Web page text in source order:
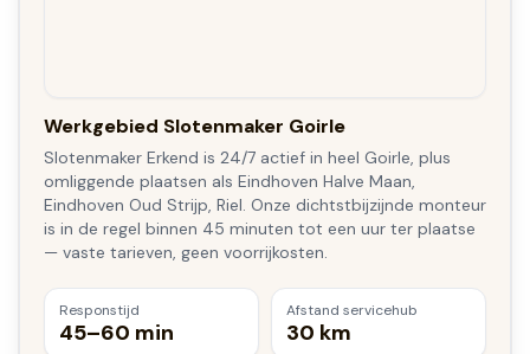
Werkgebied Slotenmaker Goirle
Slotenmaker Erkend is 24/7 actief in heel Goirle, plus
omliggende plaatsen als Eindhoven Halve Maan,
Eindhoven Oud Strijp, Riel. Onze dichtstbijzijnde monteur
is in de regel binnen 45 minuten tot een uur ter plaatse
— vaste tarieven, geen voorrijkosten.
Responstijd
45–60 min
Afstand servicehub
30 km